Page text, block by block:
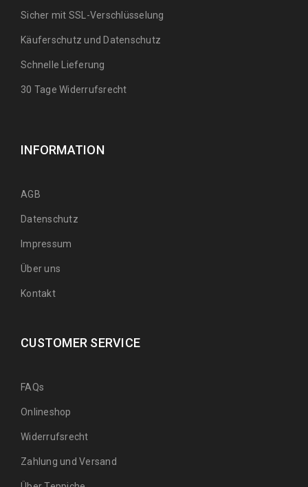
Sicher mit SSL-Verschlüsselung
Käuferschutz und Datenschutz
Schnelle Lieferung
30 Tage Widerrufsrecht
INFORMATION
AGB
Datenschutz
Impressum
Über uns
Kontakt
CUSTOMER SERVICE
FAQs
Onlineshop
Widerrufsrecht
Zahlung und Versand